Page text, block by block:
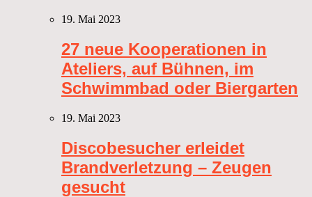
19. Mai 2023
27 neue Kooperationen in
Ateliers, auf Bühnen, im
Schwimmbad oder Biergarten
19. Mai 2023
Discobesucher erleidet
Brandverletzung – Zeugen
gesucht